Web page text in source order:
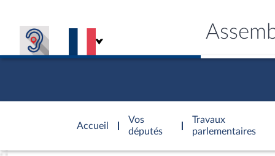
Accueil
d'accueil
Vos
députés
Travaux
parlementaires